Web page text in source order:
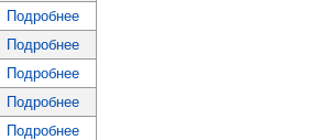
Подробнее
Подробнее
Подробнее
Подробнее
Подробнее